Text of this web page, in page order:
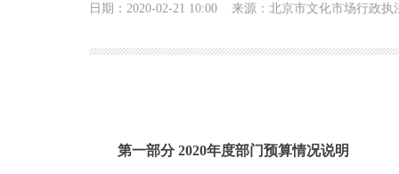
日期：2020-02-21 10:00 来源：北京市文化市场行政执
第一部分 2020年度部门预算情况说明